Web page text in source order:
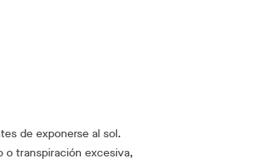
de exponerse al sol.
o transpiración excesiva,